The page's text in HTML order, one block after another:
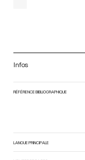
Infos
RÉFÉRENCE BIBLIOGRAPHIQUE
LANGUE PRINCIPALE